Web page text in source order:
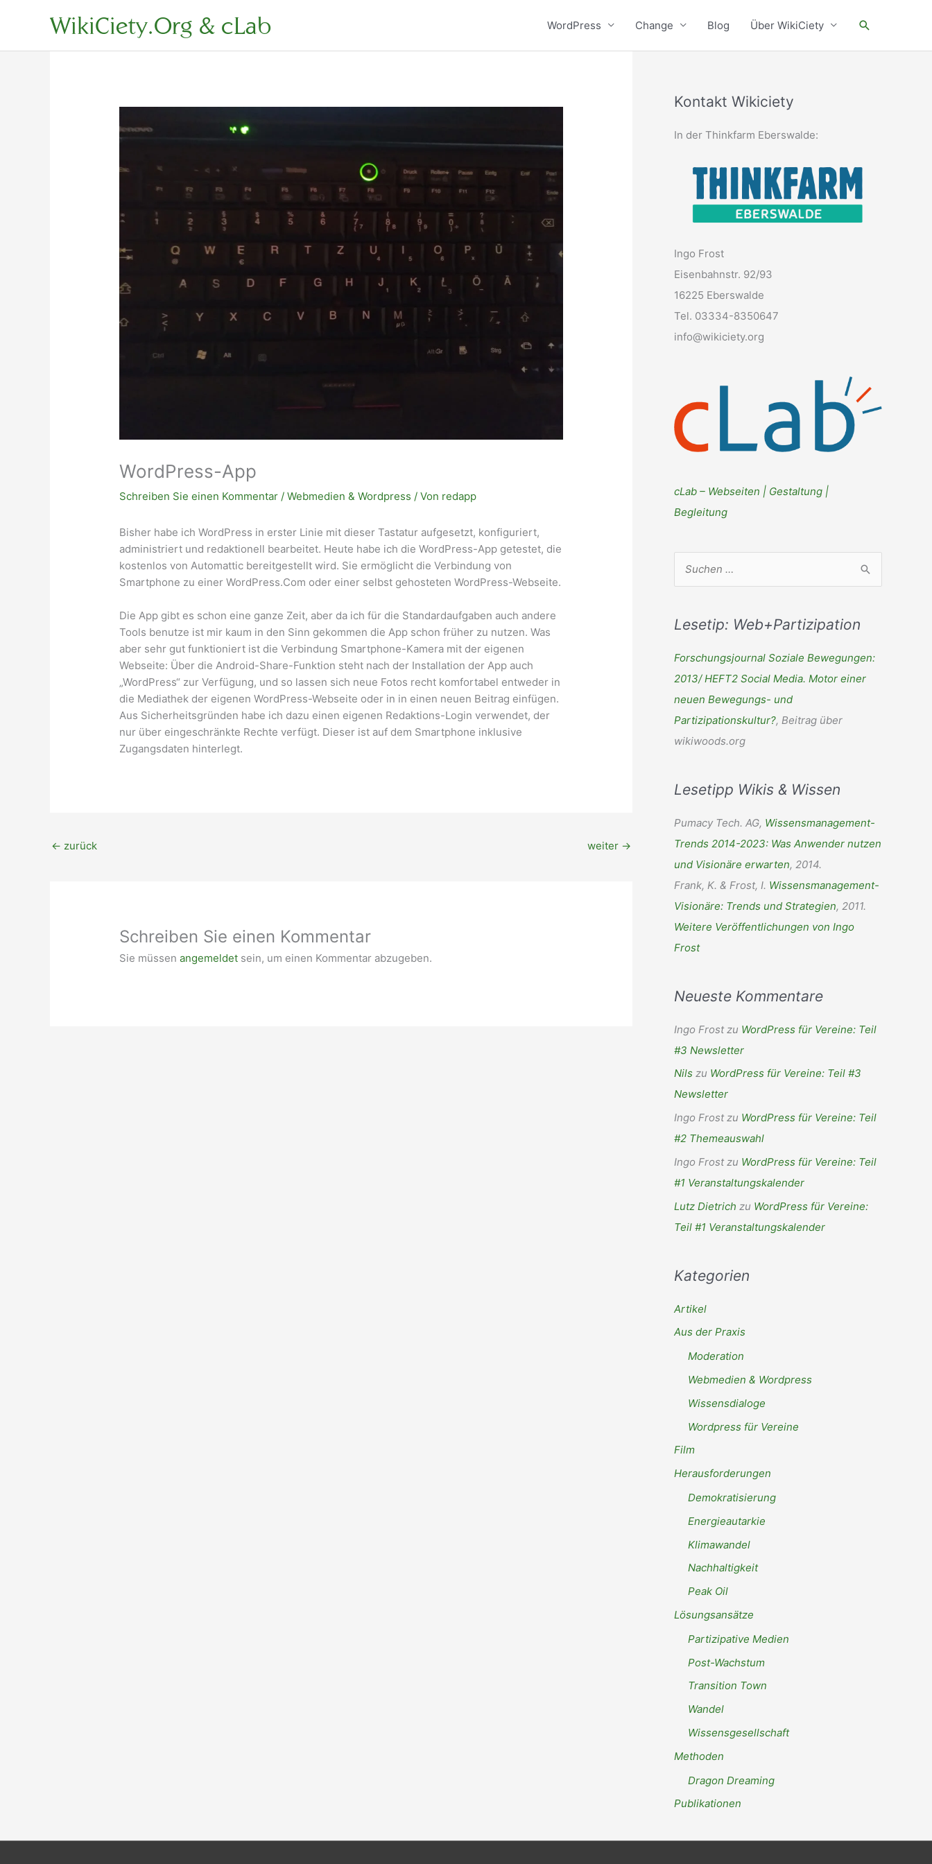
WikiCiety.Org & cLab WordPress Change Blog Über WikiCiety Suchen
WordPress-App
Schreiben Sie einen Kommentar /Webmedien & Wordpress / Von redapp
Bisher habe ich WordPress in erster Linie mit dieser Tastatur aufgesetzt, konfiguriert,
administriert und redaktionell bearbeitet. Heute habe ich die WordPress-App getestet, die
kostenlos von Automattic bereitgestellt wird. Sie ermöglicht die Verbindung von
Smartphone zu einer WordPress.Com oder einer selbst gehosteten WordPress-Webseite.
Die App gibt es schon eine ganze Zeit, aber da ich für die Standardaufgaben auch andere
Tools benutze ist mir kaum in den Sinn gekommen die App schon früher zu nutzen. Was
aber sehr gut funktioniert ist die Verbindung Smartphone-Kamera mit der eigenen
Webseite: Über die Android-Share-Funktion steht nach der Installation der App auch
„WordPress“ zur Verfügung, und so lassen sich neue Fotos recht komfortabel entweder in
die Mediathek der eigenen WordPress-Webseite oder in in einen neuen Beitrag einfügen.
Aus Sicherheitsgründen habe ich dazu einen eigenen Redaktions-Login verwendet, der
nur über eingeschränkte Rechte verfügt. Dieser ist auf dem Smartphone inklusive
Zugangsdaten hinterlegt.
← zurück weiter →
Schreiben Sie einen Kommentar
Sie müssenangemeldet sein, um einen Kommentar abzugeben.
Kontakt Wikiciety
In der Thinkfarm Eberswalde:
Ingo Frost
Eisenbahnstr. 92/93
16225 Eberswalde
Tel. 03334-8350647
info@wikiciety.org
cLab – Webseiten | Gestaltung |
Begleitung
h
n
n
a
c
h
Lesetip: Web+Partizipation
Forschungsjournal Soziale Bewegungen:
2013/ HEFT2 Social Media. Motor einer
neuen Bewegungs- und
Partizipationskultur?, Beitrag über
wikiwoods.org
Lesetipp Wikis & Wissen
Pumacy Tech. AG, Wissensmanagement-
Trends 2014-2023: Was Anwender nutzen
und Visionäre erwarten, 2014.
Frank, K. & Frost, I. Wissensmanagement-
Visionäre: Trends und Strategien, 2011.
Weitere Veröffentlichungen von Ingo
Frost
Neueste Kommentare
Ingo Frostzu WordPress für Vereine: Teil
#3 Newsletter
Nils zu WordPress für Vereine: Teil #3
Newsletter
Ingo Frostzu WordPress für Vereine: Teil
#2 Themeauswahl
Ingo Frostzu WordPress für Vereine: Teil
#1 Veranstaltungskalender
Lutz Dietrich zu WordPress für Vereine:
Teil #1 Veranstaltungskalender
Kategorien
Artikel
Aus der Praxis
Moderation
Webmedien & Wordpress
Wissensdialoge
Wordpress für Vereine
Film
Herausforderungen
Demokratisierung
Energieautarkie
Klimawandel
Nachhaltigkeit
Peak Oil
Lösungsansätze
Partizipative Medien
Post-Wachstum
Transition Town
Wandel
Wissensgesellschaft
Methoden
Dragon Dreaming
Publikationen